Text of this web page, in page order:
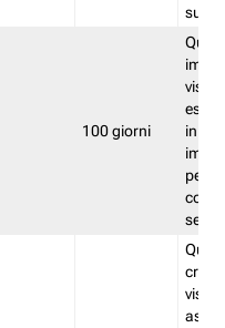
100 giorni
in